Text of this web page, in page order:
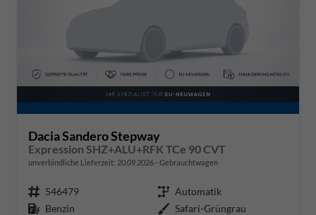
Dacia Sandero Stepway
Expression SHZ+ALU+RFK TCe 90 CVT
unverbindliche Lieferzeit: 20.09.2026 Gebrauchtwagen
Fahrzeugnr. 546479 Getriebe Automatik
Kraftstoff Benzin Außenfarbe Safari-Grüngrau